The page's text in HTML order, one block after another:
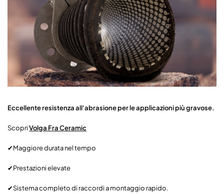
Eccellente resistenza all'abrasione per le applicazioni più gravose.
ScopriVolga Fra Ceramic
✔Maggiore durata nel tempo
✔Prestazioni elevate
✔Sistema completo di raccordi a montaggio rapido.